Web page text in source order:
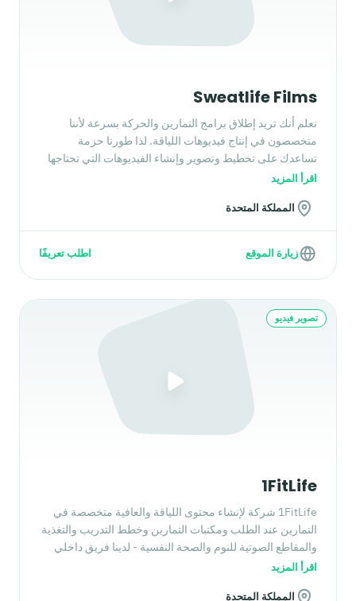
Sweatlife Films
نعلم أنك تريد إطلاق برامج التمارين والحركة بسرعة لأننا
متخصصون في إنتاج فيديوهات اللياقة. لذا طورنا حزمة
تساعدك على تخطيط وتصوير وإنشاء الفيديوهات التي تحتاجها
لإطلاق برامجك عبر الإنترنت في وقت قياسي.
اقرأ المزيد
المملكة المتحدة
زيارة الموقع اطلب تعريفًا
تصوير فيديو
1FitLife
1FitLife شركة لإنشاء محتوى اللياقة والعافية متخصصة في
التمارين عند الطلب ومكتبات التمارين وخطط التدريب والتغذية
والمقاطع الصوتية للنوم والصحة النفسية - لدينا فريق داخلي
من متخصصي اللياقة والعافية جاهز لدعمك.
اقرأ المزيد
المملكة المتحدة